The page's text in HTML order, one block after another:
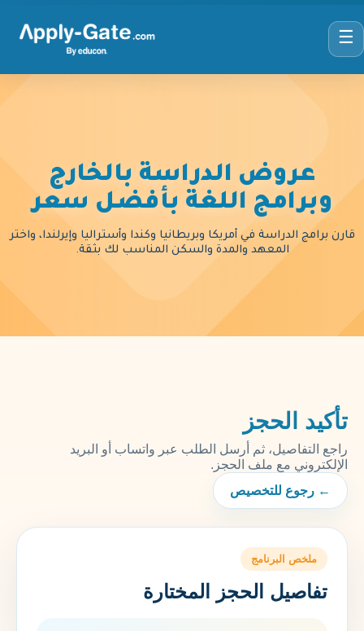
☰
عروض الدراسة بالخارج
وبرامج اللغة بأفضل سعر
قارن برامج الدراسة في أمريكا وبريطانيا وكندا وأستراليا وإيرلندا، واختر
المعهد والمدة والسكن المناسب لك بثقة.
تأكيد الحجز
راجع التفاصيل، ثم أرسل الطلب عبر واتساب أو البريد
الإلكتروني مع ملف الحجز.
← رجوع للتخصيص
ملخص البرنامج
تفاصيل الحجز المختارة